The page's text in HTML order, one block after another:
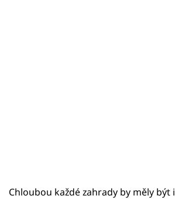
Chloubou každé zahrady by měly být i